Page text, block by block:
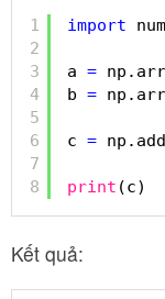
1
2
3
4
5
6
7
8
import
a =
b =
c =
print (c)
Kết quả: